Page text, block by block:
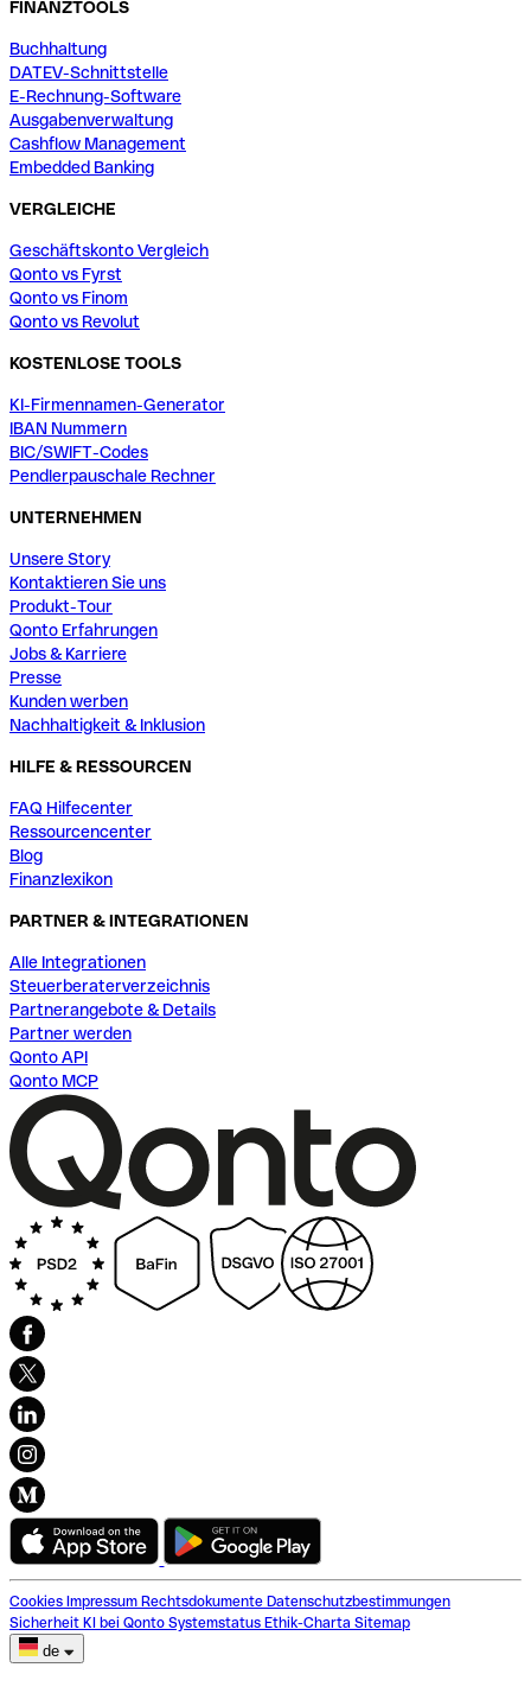
FINANZTOOLS
Buchhaltung
DATEV-Schnittstelle
E-Rechnung-Software
Ausgabenverwaltung
Cashflow Management
Embedded Banking
VERGLEICHE
Geschäftskonto Vergleich
Qonto vs Fyrst
Qonto vs Finom
Qonto vs Revolut
KOSTENLOSE TOOLS
KI-Firmennamen-Generator
IBAN Nummern
BIC/SWIFT-Codes
Pendlerpauschale Rechner
UNTERNEHMEN
Unsere Story
Kontaktieren Sie uns
Produkt-Tour
Qonto Erfahrungen
Jobs & Karriere
Presse
Kunden werben
Nachhaltigkeit & Inklusion
HILFE & RESSOURCEN
FAQ Hilfecenter
Ressourcencenter
Blog
Finanzlexikon
PARTNER & INTEGRATIONEN
Alle Integrationen
Steuerberaterverzeichnis
Partnerangebote & Details
Partner werden
Qonto API
Qonto MCP
Cookies Impressum Rechtsdokumente Datenschutzbestimmungen
Sicherheit KI bei Qonto Systemstatus Ethik-Charta Sitemap
de